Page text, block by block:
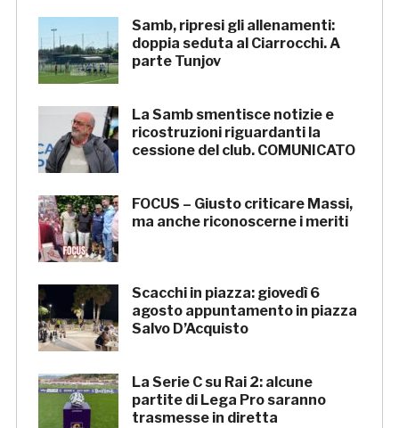
Samb, ripresi gli allenamenti:
doppia seduta al Ciarrocchi. A
parte Tunjov
La Samb smentisce notizie e
ricostruzioni riguardanti la
cessione del club. COMUNICATO
FOCUS – Giusto criticare Massi,
ma anche riconoscerne i meriti
Scacchi in piazza: giovedì 6
agosto appuntamento in piazza
Salvo D’Acquisto
La Serie C su Rai 2: alcune
partite di Lega Pro saranno
trasmesse in diretta